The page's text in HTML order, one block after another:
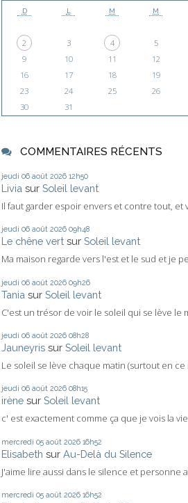
D L M M
2
3 4 5
9
10 11 12
16
17 18 19
23
24 25 26
30
31
COMMENTAIRES RÉCENTS
jeudi 06 août 2026 12h50
Livia sur Soleil levant
Il faut garder espoir envers et contre tout, et
jeudi 06 août 2026 09h48
Le chêne vert sur Soleil levant
Ma maison regarde vers l'est et le sud et je
jeudi 06 août 2026 09h26
Tania sur Soleil levant
C'est un trésor de voir le soleil qui se lève le
jeudi 06 août 2026 08h28
Jauneyris sur Soleil levant
Le soleil se lève chaque matin (surtout en ce
jeudi 06 août 2026 08h15
irène sur Soleil levant
c' est exactement comme ça que je vois la
mercredi 05 août 2026 16h52
Elisabeth sur Au-Delà du Silence
J'aime lire aussi dans le silence et personne
mercredi 05 août 2026 16h52